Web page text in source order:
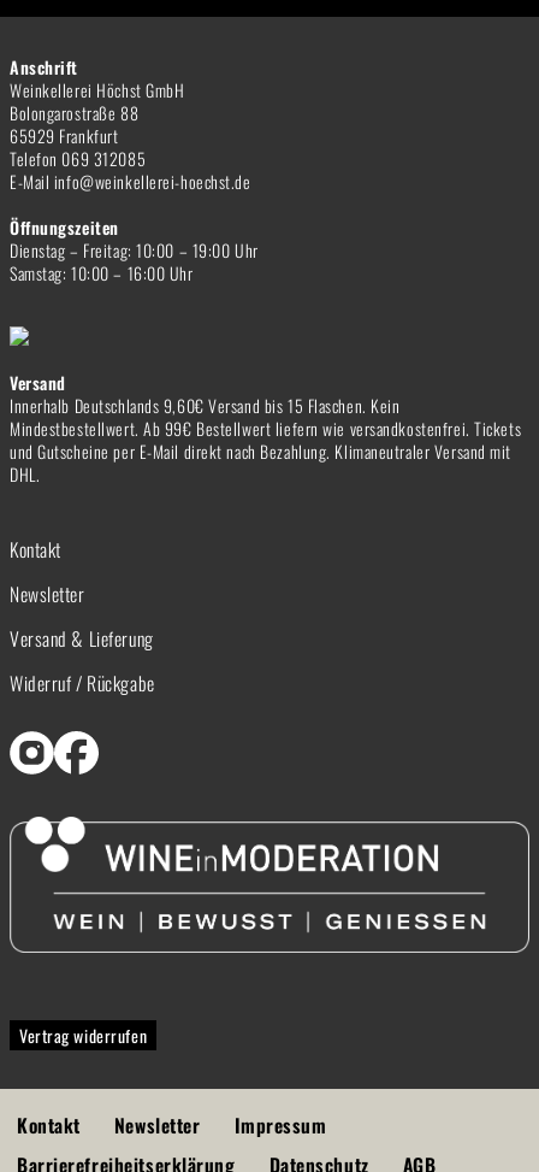
Anschrift
Weinkellerei Höchst GmbH
Bolongarostraße 88
65929 Frankfurt
Telefon 069 312085
E-Mail info@weinkellerei-hoechst.de
Öffnungszeiten
Dienstag – Freitag: 10:00 – 19:00 Uhr
Samstag: 10:00 – 16:00 Uhr
Versand
Innerhalb Deutschlands 9,60€ Versand bis 15 Flaschen. Kein
Mindestbestellwert. Ab 99€ Bestellwert liefern wie versandkostenfrei. Tickets
und Gutscheine per E-Mail direkt nach Bezahlung. Klimaneutraler Versand mit
DHL.
Kontakt
Newsletter
Versand & Lieferung
Widerruf / Rückgabe
Vertrag widerrufen
Kontakt Newsletter
Impressum
Barrierefreiheitserklärung
Datenschutz AGB